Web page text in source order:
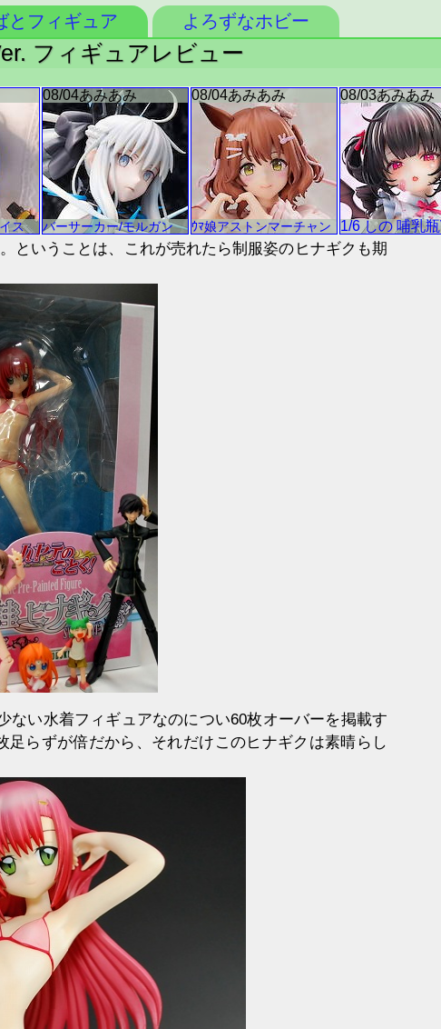
とフィギュア よろずなホビー
フィギュアレビュー
ということは、これが売れたら制服姿のヒナギクも期
ない水着フィギュアなのについ60枚オーバーを掲載す
足らずが倍だから、それだけこのヒナギクは素晴らし